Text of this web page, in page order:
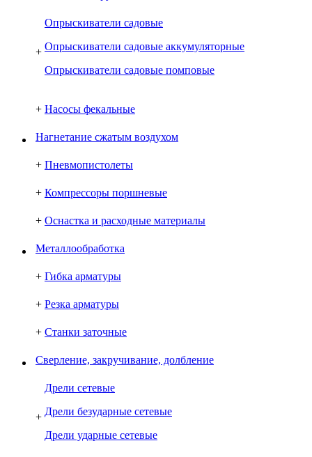
+
Опрыскиватели садовые
Опрыскиватели садовые аккумуляторные
Опрыскиватели садовые помповые
+ Насосы фекальные
Нагнетание сжатым воздухом
+ Пневмопистолеты
+ Компрессоры поршневые
+ Оснастка и расходные материалы
Металлообработка
+ Гибка арматуры
+ Резка арматуры
+ Станки заточные
Сверление, закручивание, долбление
+
Дрели сетевые
Дрели безударные сетевые
Дрели ударные сетевые